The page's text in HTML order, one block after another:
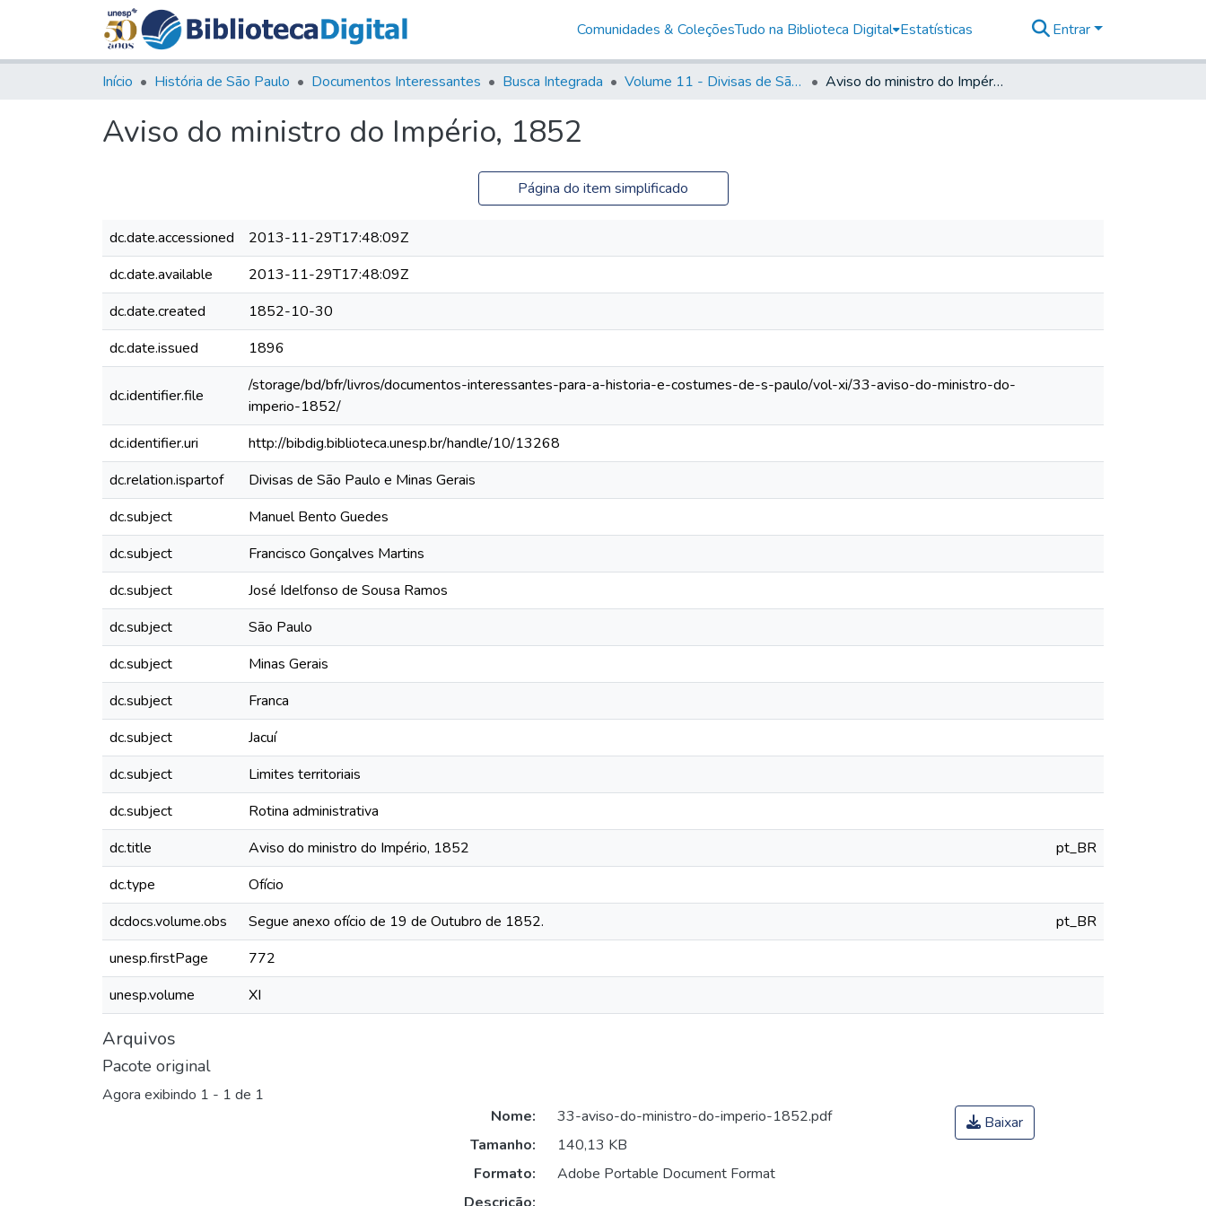
Comunidades & ColeçõesTudo na Biblioteca Digital Estatísticas Entrar
Início História de São Paulo Documentos Interessantes Busca Integrada Volume 11 - Divisas de São Paulo e Minas Gerais Aviso do ministro do Império, 1852
Aviso do ministro do Império, 1852
Página do item simplificado
dc.date.accessioned
2013-11-29T17:48:09Z
dc.date.available
2013-11-29T17:48:09Z
dc.date.created
1852-10-30
dc.date.issued
1896
dc.identifier.file
/storage/bd/bfr/livros/documentos-interessantes-para-a-historia-e-costumes-de-s-paulo/vol-xi/33-aviso-do-ministro-do-
imperio-1852/
dc.identifier.uri
http://bibdig.biblioteca.unesp.br/handle/10/13268
dc.relation.ispartof
Divisas de São Paulo e Minas Gerais
dc.subject
Manuel Bento Guedes
dc.subject
Francisco Gonçalves Martins
dc.subject
José Idelfonso de Sousa Ramos
dc.subject
São Paulo
dc.subject
Minas Gerais
dc.subject
Franca
dc.subject
Jacuí
dc.subject
Limites territoriais
dc.subject
Rotina administrativa
dc.title
Aviso do ministro do Império, 1852
pt_BR
dc.type
Ofício
dcdocs.volume.obs
Segue anexo ofício de 19 de Outubro de 1852.
pt_BR
unesp.firstPage
772
unesp.volume
XI
Arquivos
Pacote original
Agora exibindo 1 - 1 de 1
Nome:
33-aviso-do-ministro-do-imperio-1852.pdf
Tamanho:
140,13 KB
Formato:
Adobe Portable Document Format
Baixar